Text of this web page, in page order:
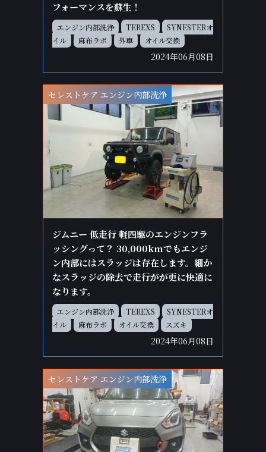
フォーマンスを蘇生！
エンジン内部洗浄 TEREXS
SYNESTERオ
イル
麻布ラボ 外車 オイル交換
2024年06月08日
セレストケア エンジン内部洗浄
ジムニー 低走行 軽四駆のエンジンフラ
ッシングって？ 30,000kmでもエンジ
ン内部にはスラッジは存在します。細か
なスラッジの除去で走行がが更に快適に
なります。
エンジン内部洗浄 TEREXS
SYNESTERオ
イル
麻布ラボ オイル交換 スズキ
2024年06月08日
セレストケア エンジン内部洗浄